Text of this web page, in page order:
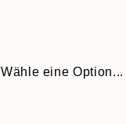
Wähle eine Option...